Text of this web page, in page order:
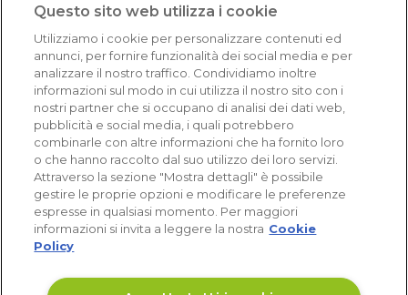
Eccellente (4,8)
Acquisti verificati
Questo sito web utilizza i cookie
Utilizziamo i cookie per personalizzare contenuti ed
annunci, per fornire funzionalità dei social media e per
analizzare il nostro traffico. Condividiamo inoltre
informazioni sul modo in cui utilizza il nostro sito con i
nostri partner che si occupano di analisi dei dati web,
pubblicità e social media, i quali potrebbero
combinarle con altre informazioni che ha fornito loro
o che hanno raccolto dal suo utilizzo dei loro servizi.
Attraverso la sezione "Mostra dettagli" è possibile
gestire le proprie opzioni e modificare le preferenze
espresse in qualsiasi momento. Per maggiori
informazioni si invita a leggere la nostra Cookie
Policy